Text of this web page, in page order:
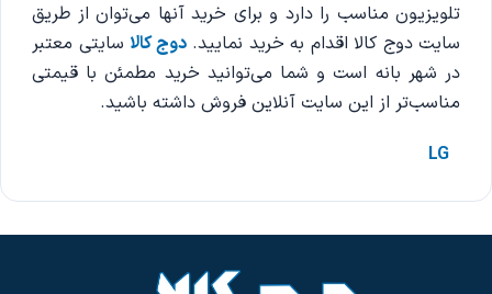
تلویزیون مناسب را دارد و برای خرید آنها می‌توان از طریق
سایت دوج کالا اقدام به خرید نمایید.دوج کالا سایتی معتبر
در شهر بانه است و شما می‌توانید خرید مطمئن با قیمتی
مناسب‌تر از این سایت آنلاین فروش داشته باشید.
LG